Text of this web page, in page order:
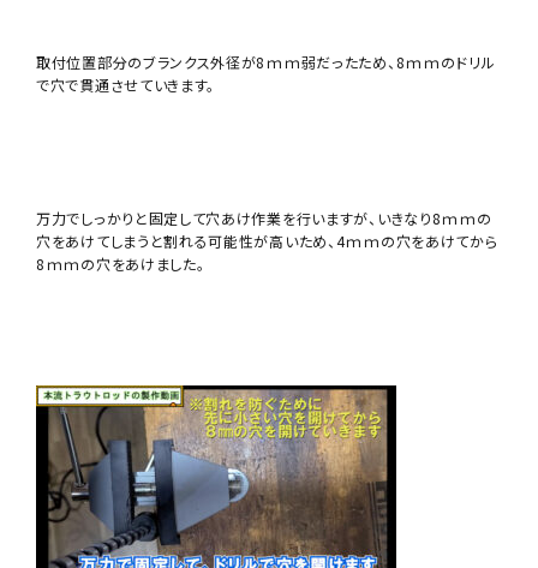
取付位置部分のブランクス外径が8ｍｍ弱だったため、8ｍｍのドリル
で穴で貫通させていきます。
万力でしっかりと固定して穴あけ作業を行いますが、いきなり8ｍｍの
穴をあけてしまうと割れる可能性が高いため、4ｍｍの穴をあけてから
8ｍｍの穴をあけました。